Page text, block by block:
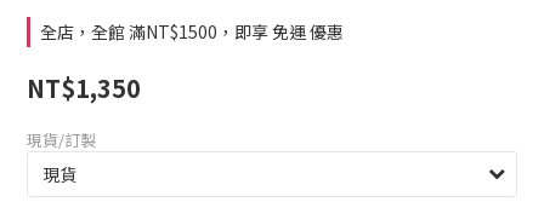
全店，全館 滿NT$1500，即享 免運 優惠
NT$1,350
現貨/訂製